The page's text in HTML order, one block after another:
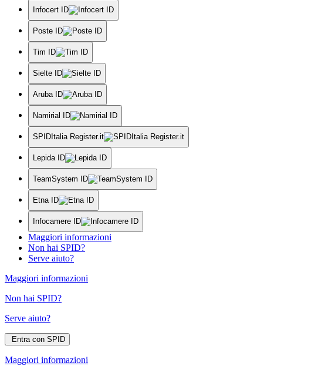
Infocert ID
Poste ID
Tim ID
Sielte ID
Aruba ID
Namirial ID
SPIDItalia Register.it
Lepida ID
TeamSystem ID
Etna ID
Infocamere ID
Maggiori informazioni
Non hai SPID?
Serve aiuto?
Maggiori informazioni
Non hai SPID?
Serve aiuto?
Entra con SPID
Maggiori informazioni